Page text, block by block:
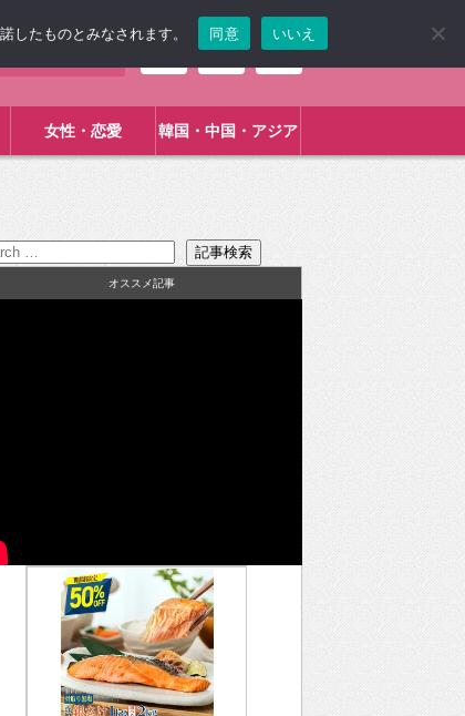
女性・恋愛 韓国・中国・アジア
オススメ記事
たものとみなされます。 同意 いいえ